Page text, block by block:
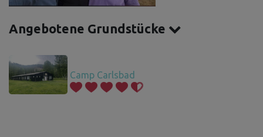
Angebotene Grundstücke
Camp Carlsbad